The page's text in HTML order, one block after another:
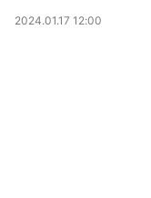
2024.01.17 12:00